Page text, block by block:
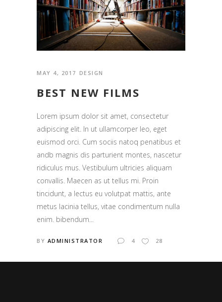
MAY 4, 2017 DESIGN
BEST NEW FILMS
Lorem ipsum dolor sit amet, consectetur
adipiscing elit. In ut ullamcorper leo, eget
euismod orci. Cum sociis natoq penatibus et
andb magnis dis parturient montes, nascetur
ridiculus mus. Vestibulum ultricies aliquam
convallis. Maecen as ut tellus mi. Proin
tincidunt, a lectus eu volutpat mattis, ante
metus lacinia tellus, vitae condimentum nulla
enim. bibendum...
BY ADMINISTRATOR 4 28